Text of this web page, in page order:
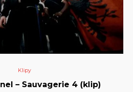
Klipy
– Sauvagerie 4 (klip)